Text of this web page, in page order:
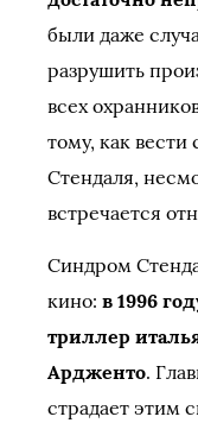
были даже
разрушить
всех
тому, как
Стендаля,
встречается
Синдром
кино: в 1996
триллер
Ардженто.
страдает этим